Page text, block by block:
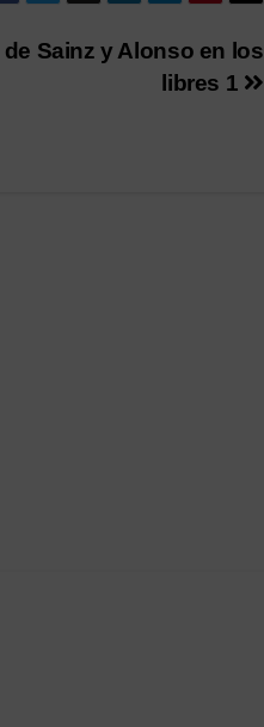
Sainz y Alonso en los
libres 1